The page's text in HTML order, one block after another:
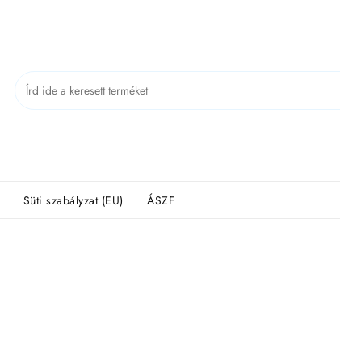
Süti szabályzat (EU) ÁSZF